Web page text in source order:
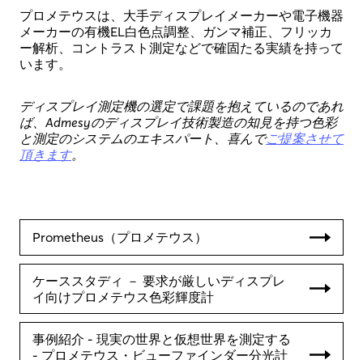
プロメテウスは、大手ディスプレイメーカーや電子機器
メーカーの有機EL白色点調整、ガンマ補正、フリッカ
ー解析、コントラスト測定などで確固たる実績を持って
います。
ディスプレイ測定機の選定で課題を抱えているのであれ
ば、Admesyのディスプレイ技術製造の知見を持つ色彩
と測定のシステムのエキスパート、喜んでご提案させて
頂きます。
Prometheus（プロメテウス）
ケーススタディ － 要求が厳しいディスプレ
イ向けプロメテウス色彩輝度計
事例紹介 - 現実の世界と仮想世界を測定する
- プロメテウス・ビューファインダー分光計